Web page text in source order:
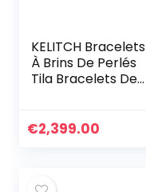
KELITCH Bracelets
À Brins De Perlés
Tila Bracelets De
Main D’exquis pour
€2,399.00